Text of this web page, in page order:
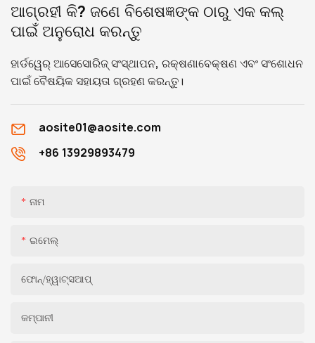
ଆଗ୍ରହୀ କି? ଜଣେ ବିଶେଷଜ୍ଞଙ୍କ ଠାରୁ ଏକ କଲ୍
ପାଇଁ ଅନୁରୋଧ କରନ୍ତୁ
ହାର୍ଡୱେର୍ ଆସେସୋରିଜ୍ ସଂସ୍ଥାପନ, ​​ରକ୍ଷଣାବେକ୍ଷଣ ଏବଂ ସଂଶୋଧନ
ପାଇଁ ବୈଷୟିକ ସହାୟତା ଗ୍ରହଣ କରନ୍ତୁ।
aosite01@aosite.com
+86 13929893479
ନାମ
ଇମେଲ୍
ଫୋନ୍/ହ୍ୱାଟ୍ସଆପ୍
କମ୍ପାନୀ